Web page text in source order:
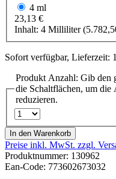
4 ml
23,13 €
Inhalt: 4 Milliliter
Sofort verfügbar, Lieferzeit:
Produkt Anzahl: Gib den
die Schaltflächen, um die
reduzieren.
In den Warenkorb
Preise inkl. MwSt. zzgl.
Produktnummer: 130962
Ean-Code: 773602673032